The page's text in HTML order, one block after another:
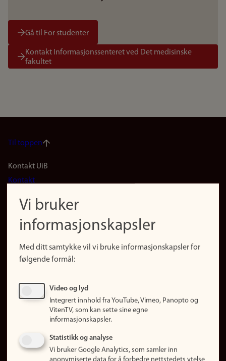
Gå til For studenter
Kontakt Informasjonssenteret ved Det medisinske
fakultet
Til toppen
Footer
(no)
Kontakt UiB
Kontakt
Finn forsker
Presse
Finn studier
Ledige stillinger
Om nettstedet
Vi bruker
informasjonskapsler
Med ditt samtykke vil vi bruke informasjonskapsler for
følgende formål:
Video og lyd
Integrert innhold fra YouTube, Vimeo, Panopto og
VitenTV, som kan sette sine egne
informasjonskapsler.
Statistikk og analyse
Vi bruker Google Analytics, som samler inn